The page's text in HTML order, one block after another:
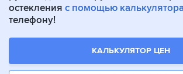
остекления с помощью калькулятора
телефону!
КАЛЬКУЛЯТОР ЦЕН